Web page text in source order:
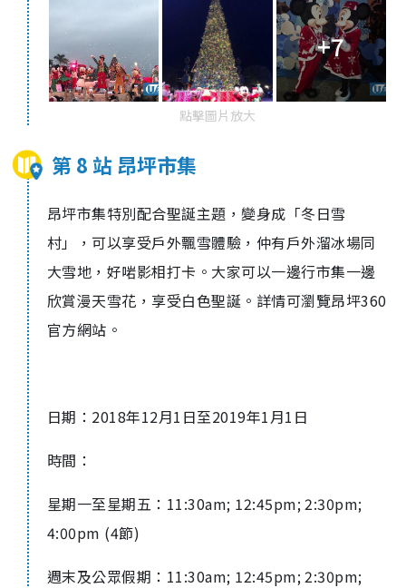
+7
點擊圖片放大
第 8 站 昂坪市集
昂坪市集特別配合聖誕主題，變身成「冬日雪
村」，可以享受戶外飄雪體驗 ，仲有戶外溜冰場同
大雪地，好啱影相打卡。大家可以一邊行市集一邊
欣賞漫天雪花，享受白色聖誕。詳情可瀏覽昂坪360
官方網站。
日期： 2018年12月1 日至2019年1月1 日
時間：
星期一至星期五： 11:30am; 12:45pm; 2:30pm;
4:00pm (4節)
週末及公眾假期： 11:30am; 12:45pm; 2:30pm;